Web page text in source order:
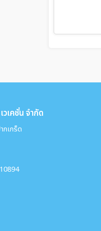
เคชั่น จำกัด
กเกร็ด